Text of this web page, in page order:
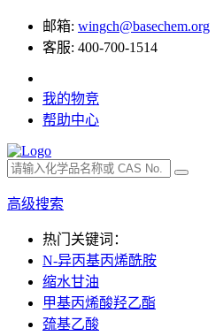
邮箱: wingch@basechem.org
客服: 400-700-1514
我的物竞
帮助中心
高级搜索
热门关键词：
N-异丙基丙烯酰胺
缩水甘油
甲基丙烯酸羟乙酯
巯基乙酸